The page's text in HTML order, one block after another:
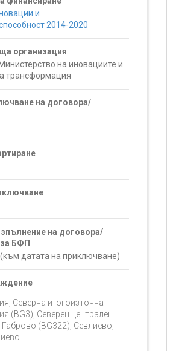
и
2014-2020
организация
на иновациите и
трансформация
на договора/
на договора/
БФП
датата на приключване)
Северна и югоизточна
(BG3), Северен централен
Габрово (BG322), Севлиево,